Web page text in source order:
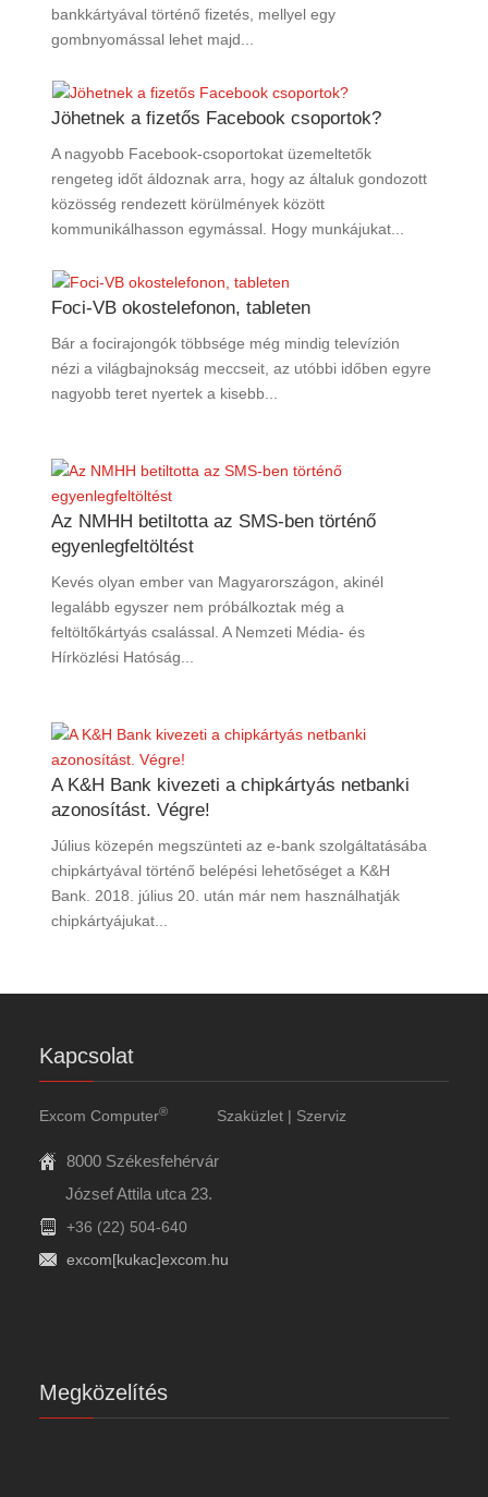
bankkártyával történő fizetés, mellyel egy
gombnyomással lehet majd...
Jöhetnek a fizetős Facebook csoportok?
A nagyobb Facebook-csoportokat üzemeltetők
rengeteg időt áldoznak arra, hogy az általuk gondozott
közösség rendezett körülmények között
kommunikálhasson egymással. Hogy munkájukat...
Foci-VB okostelefonon, tableten
Bár a focirajongók többsége még mindig televízión
nézi a világbajnokság meccseit, az utóbbi időben egyre
nagyobb teret nyertek a kisebb...
Az NMHH betiltotta az SMS-ben történő
egyenlegfeltöltést
Kevés olyan ember van Magyarországon, akinél
legalább egyszer nem próbálkoztak még a
feltöltőkártyás csalással. A Nemzeti Média- és
Hírközlési Hatóság...
A K&H Bank kivezeti a chipkártyás netbanki
azonosítást. Végre!
Július közepén megszünteti az e-bank szolgáltatásába
chipkártyával történő belépési lehetőséget a K&H
Bank. 2018. július 20. után már nem használhatják
chipkártyájukat...
Kapcsolat
Excom Computer® Szaküzlet | Szerviz
8000 Székesfehérvár
József Attila utca 23.
+36 (22) 504-640
excom[kukac]excom.hu
Megközelítés